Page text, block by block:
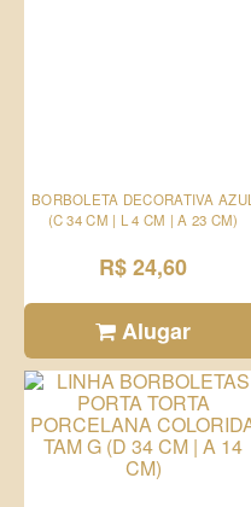
BORBOLETA DECORATIVA AZUL
(C 34 CM | L 4 CM | A 23 CM)
R$ 24,60
Alugar